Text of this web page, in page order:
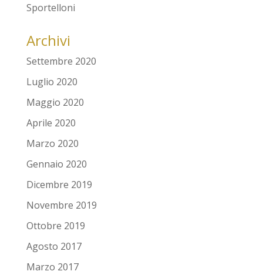
Sportelloni
Archivi
Settembre 2020
Luglio 2020
Maggio 2020
Aprile 2020
Marzo 2020
Gennaio 2020
Dicembre 2019
Novembre 2019
Ottobre 2019
Agosto 2017
Marzo 2017